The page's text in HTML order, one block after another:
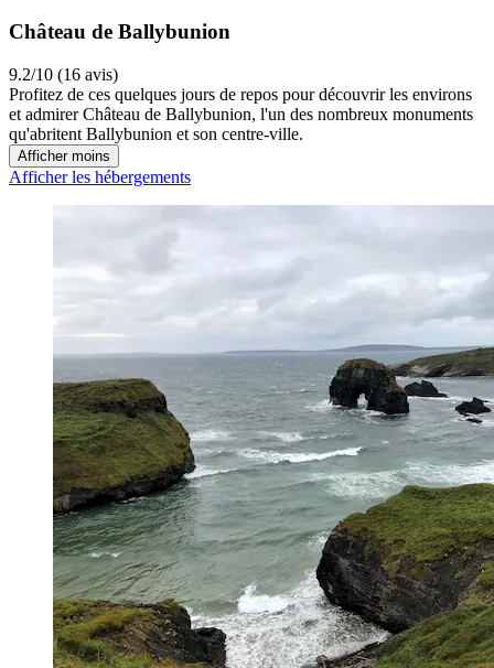
Château de Ballybunion
9.2/10 (16 avis)
Profitez de ces quelques jours de repos pour découvrir les environs
et admirer Château de Ballybunion, l'un des nombreux monuments
qu'abritent Ballybunion et son centre-ville.
Afficher moins
Afficher les hébergements